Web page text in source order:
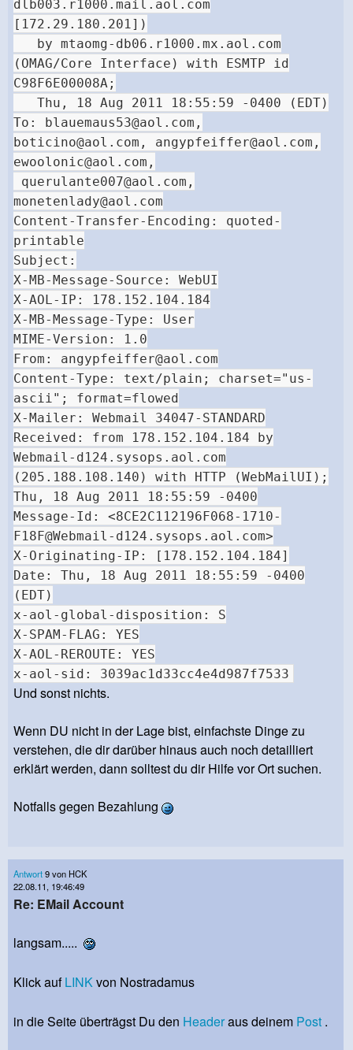
dlb003.r1000.mail.aol.com
[172.29.180.201])
by mtaomg-db06.r1000.mx.aol.com
(OMAG/Core Interface) with ESMTP id
C98F6E00008A;
Thu, 18 Aug 2011 18:55:59 -0400 (EDT)
To:
blauemaus53@aol.com ,
boticino@aol.com , angypfeiffer@aol.com ,
ewoolonic@aol.com ,
querulante007@aol.com ,
monetenlady@aol.com
Content-Transfer-Encoding: quoted-
printable
Subject:
X-MB-Message-Source: WebUI
X-AOL-IP: 178.152.104.184
X-MB-Message-Type: User
MIME-Version: 1.0
From: angypfeiffer@aol.com
Content-Type: text/plain; charset="us-
ascii"; format=flowed
X-Mailer: Webmail 34047-STANDARD
Received: from 178.152.104.184 by
Webmail-d124.sysops.aol.com
(205.188.108.140) with HTTP (WebMailUI);
Thu, 18 Aug 2011 18:55:59 -0400
Message-Id: <8CE2C112196F068-1710-
F18F@Webmail-d124.sysops.aol.com>
X-Originating-IP: [178.152.104.184]
Date: Thu, 18 Aug 2011 18:55:59 -0400
(EDT)
x-aol-global-disposition: S
X-SPAM-FLAG: YES
X-AOL-REROUTE: YES
x-aol-sid: 3039ac1d33cc4e4d987f7533
Und sonst nichts.
Wenn DU nicht in der Lage bist, einfachste Dinge zu
verstehen, die dir darüber hinaus auch noch detailliert
erklärt werden, dann solltest du dir Hilfe vor Ort suchen.
Notfalls gegen Bezahlung
Antwort9 von HCK
22.08.11, 19:46:49
Re: EMail Account
langsam.....
Klick aufLINKvon Nostradamus
in die Seite überträgst Du den Headeraus deinem Post .